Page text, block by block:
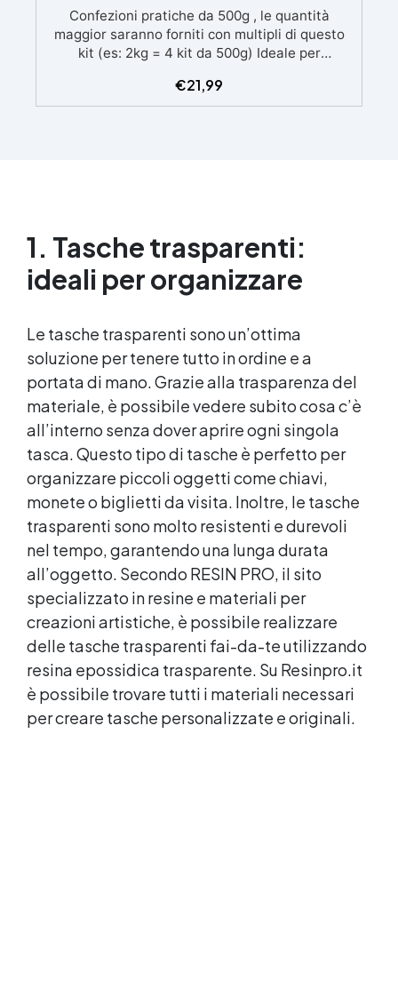
Confezioni pratiche da 500g , le quantità
maggior saranno forniti con multipli di questo
kit (es: 2kg = 4 kit da 500g) Ideale per
inizia. Sempre lucida: garantisce una finitura
brillante e uniforme in ogni condizione.
€21,99
1. Tasche trasparenti:
ideali per organizzare
Le tasche trasparenti sono un’ottima
soluzione per tenere tutto in ordine e a
portata di mano. Grazie alla trasparenza del
materiale, è possibile vedere subito cosa c’è
all’interno senza dover aprire ogni singola
tasca. Questo tipo di tasche è perfetto per
organizzare piccoli oggetti come chiavi,
monete o biglietti da visita. Inoltre, le tasche
trasparenti sono molto resistenti e durevoli
nel tempo, garantendo una lunga durata
all’oggetto. Secondo RESIN PRO, il sito
specializzato in resine e materiali per
creazioni artistiche, è possibile realizzare
delle tasche trasparenti fai-da-te utilizzando
resina epossidica trasparente. Su Resinpro.it
è possibile trovare tutti i materiali necessari
per creare tasche personalizzate e originali.